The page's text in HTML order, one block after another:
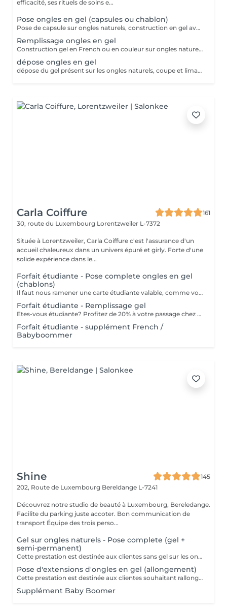
efficacité, ses rituels de soins e...
Pose ongles en gel (capsules ou chablon)
Pose de capsule sur ongles naturels, construction en gel avec French ou couleur. Pour des ongles plus long. Tiens entre 3 à 4 semaines avant de faire le remplissage
Remplissage ongles en gel
Construction gel en French ou en couleur sur ongles naturels.
dépose ongles en gel
dépose du gel présent sur les ongles naturels, coupe et limage des ongles naturels
Carla Coiffure
161
30, route du Luxembourg Lorentzweiler L-7372
Située à Lorentzweiler, Carla Coiffure c'est l'assurance d'un
accueil chaleureux dans un univers épuré et girly. Forte d'une
solide expérience dans le...
Forfait étudiante - Pose complete ongles en gel
(chablons)
Il faut nous ramener une carte étudiante valable, comme vous êtes étudiante.
Forfait étudiante - Remplissage gel
Etes-vous étudiante? Profitez de 20% à votre passage chez nous pour votre remplissage. ATTENTION: il nous faut une carte étudiante valable que vous etes bien étudiante.
Forfait étudiante - supplément French /
Babyboommer
Shine
145
202, Route de Luxembourg Bereldange L-7241
Découvrez notre studio de beauté à Luxembourg, Bereledange.
Facilite du parking juste accoter. Bon communication de
transport Équipe des trois perso...
Gel sur ongles naturels - Pose complete (gel +
semi-permanent)
Cette prestation est destinée aux clientes sans gel sur les ongles. Application du gel sur ongles naturels avec finition en vernis semi-permanent. Ne convient pas pour une correction.
Pose d'extensions d'ongles en gel (allongement)
Cette prestation est destinée aux clientes souhaitant rallonger les ongles. Pose d'extensions d'ongles en gel avec création de la longueur et de l'architecture. Ne convient pas pour une correction.
Supplément Baby Boomer